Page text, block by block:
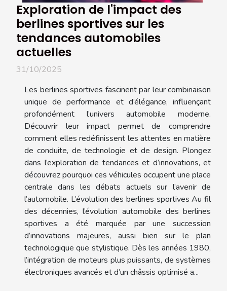
Exploration de l'impact des
berlines sportives sur les
tendances automobiles
actuelles
31/10/2025
Les berlines sportives fascinent par leur combinaison
unique de performance et d’élégance, influençant
profondément l’univers automobile moderne.
Découvrir leur impact permet de comprendre
comment elles redéfinissent les attentes en matière
de conduite, de technologie et de design. Plongez
dans l’exploration de tendances et d’innovations, et
découvrez pourquoi ces véhicules occupent une place
centrale dans les débats actuels sur l’avenir de
l’automobile. L’évolution des berlines sportives Au fil
des décennies, l’évolution automobile des berlines
sportives a été marquée par une succession
d’innovations majeures, aussi bien sur le plan
technologique que stylistique. Dès les années 1980,
l’intégration de moteurs plus puissants, de systèmes
électroniques avancés et d’un châssis optimisé a...